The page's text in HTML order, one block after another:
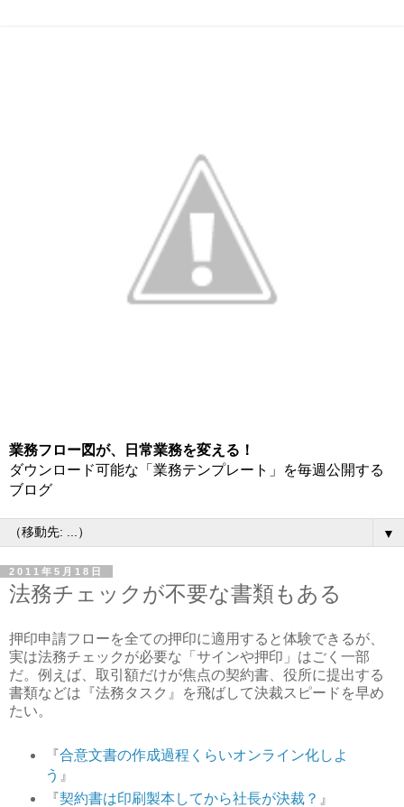
業務フロー図が、日常業務を変える！
ダウンロード可能な「業務テンプレート」を毎週公開する
ブログ
▼
2011年5月18日
法務チェックが不要な書類もある
押印申請フローを全ての押印に適用すると体験できるが、
実は法務チェックが必要な「サインや押印」はごく一部
だ。例えば、取引額だけが焦点の契約書、役所に提出する
書類などは『法務タスク』を飛ばして決裁スピードを早め
たい。
『合意文書の作成過程くらいオンライン化しよ
う 』
『契約書は印刷製本してから社長が決裁？ 』